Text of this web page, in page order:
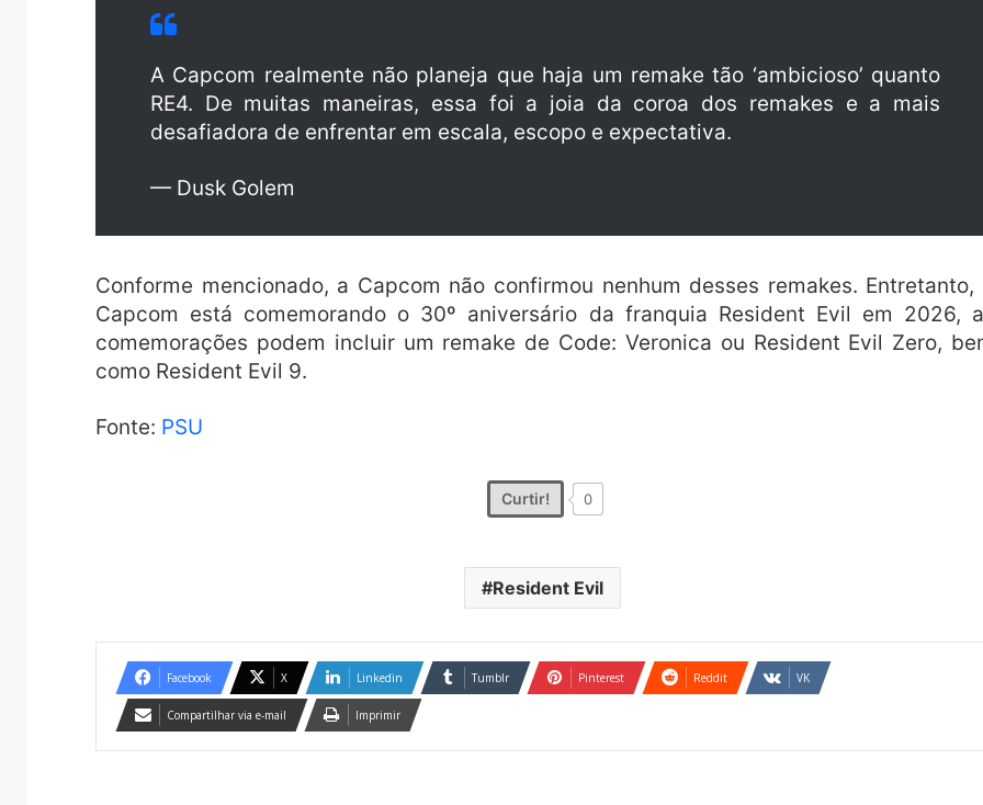
A Capcom realmente não planeja que haja um remake tão ‘ambicioso’ quanto
RE4. De muitas maneiras, essa foi a joia da coroa dos remakes e a mais
desafiadora de enfrentar em escala, escopo e expectativa.
— Dusk Golem
Conforme mencionado, a Capcom não confirmou nenhum desses remakes. Entretanto,
Capcom está comemorando o 30º aniversário da franquia Resident Evil em 2026,
comemorações podem incluir um remake de Code: Veronica ou Resident Evil Zero,
como Resident Evil 9.
Fonte: PSU
Curtir! 0
Resident Evil
Facebook X Linkedin Tumblr Pinterest Reddit VK
Compartilhar via e-mail Imprimir